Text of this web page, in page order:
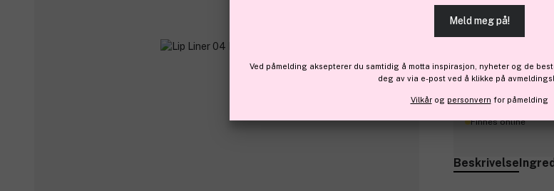
Lip Liner 04
159 kr
Finnes online
Beskrivelse
Meld meg på!
Ved påmelding aksepterer du samtidig å motta inspirasjon, nyheter og de
deg av via e-post ved å klikke på
Vilkårog personvern for påmelding